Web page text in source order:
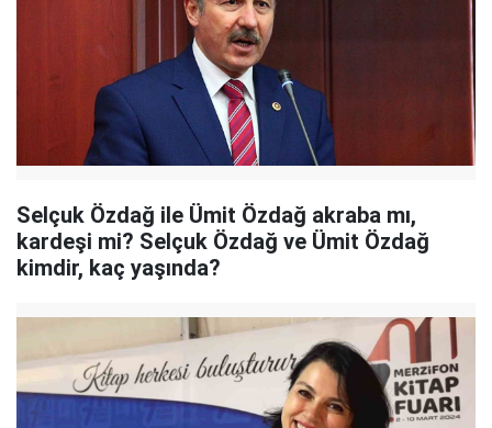
Selçuk Özdağ ile Ümit Özdağ akraba mı,
kardeşi mi? Selçuk Özdağ ve Ümit Özdağ
kimdir, kaç yaşında?